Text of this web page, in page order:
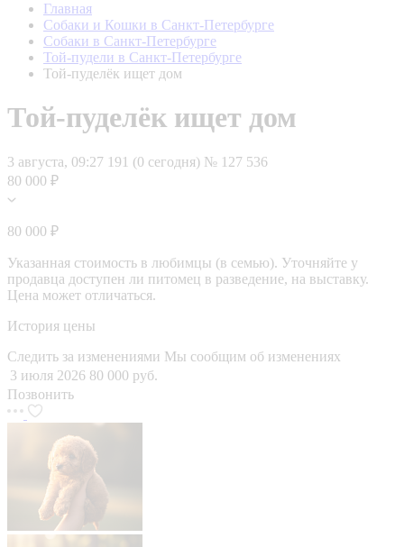
Главная
Собаки и Кошки в Санкт-Петербурге
Собаки в Санкт-Петербурге
Той-пудели в Санкт-Петербурге
Той-пуделёк ищет дом
Той-пуделёк ищет дом
3 августа, 09:27 191 (0 сегодня) № 127 536
80 000 ₽
80 000 ₽
Указанная стоимость в любимцы (в семью). Уточняйте у
продавца доступен ли питомец в разведение, на выставку.
Цена может отличаться.
История цены
Следить за изменениями Мы сообщим об изменениях
3 июля 2026 80 000 руб.
Позвонить